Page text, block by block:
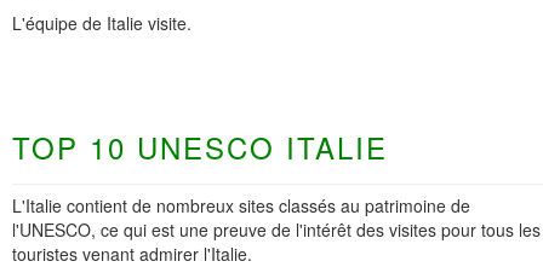
L'équipe de Italie visite.
TOP 10 UNESCO ITALIE
L'Italie contient de nombreux sites classés au patrimoine de
l'UNESCO, ce qui est une preuve de l'intérêt des visites pour tous les
touristes venant admirer l'Italie.